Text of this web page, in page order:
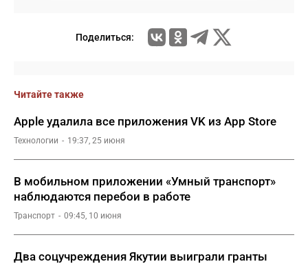
Поделиться:
Читайте также
Apple удалила все приложения VK из App Store
Технологии 19:37, 25 июня
В мобильном приложении «Умный транспорт»
наблюдаются перебои в работе
Транспорт 09:45, 10 июня
Два соцучреждения Якутии выиграли гранты